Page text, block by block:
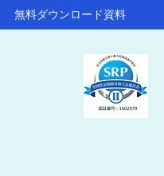
無料ダウンロード資料